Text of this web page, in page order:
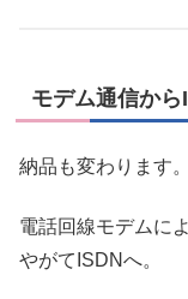
モデム通信から
納品も変わります。
電話回線モデムに
やがてISDNへ。